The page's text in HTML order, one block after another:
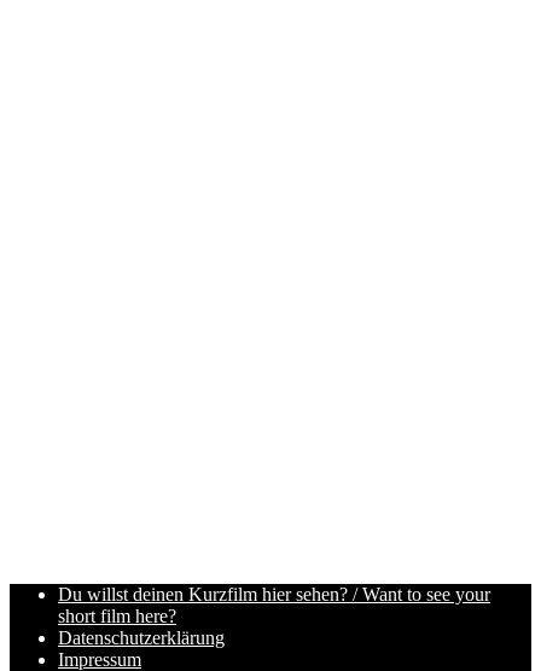
Du willst deinen Kurzfilm hier sehen? / Want to see your
short film here?
Datenschutzerklärung
Impressum